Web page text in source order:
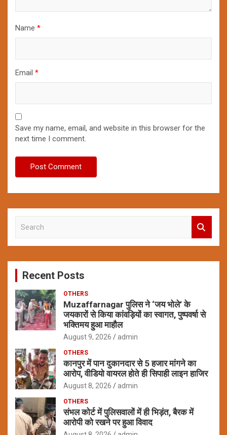
Name *
Email *
Save my name, email, and website in this browser for the
next time I comment.
c
Recent Posts
OTHERS
Muzaffarnagar पुलिस ने ‘जय भोले’ के
जयकारों से किया कांवड़ियों का स्वागत, पुष्पवर्षा से
भक्तिमय हुआ माहौल
August 9, 2026 admin
OTHERS
कानपुर में पान दुकानदार से 5 हजार मांगने का
आरोप, वीडियो वायरल होते ही सिपाही लाइन हाजिर
August 8, 2026 admin
OTHERS
संभल कोर्ट में पुलिसवालों में ही भिड़ंत, बैरक में
आरोपी को रखने पर हुआ विवाद